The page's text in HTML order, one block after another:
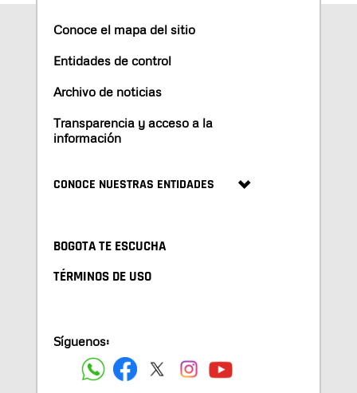
Conoce el mapa del sitio
Entidades de control
Archivo de noticias
Transparencia y acceso a la
información
CONOCE NUESTRAS ENTIDADES
BOGOTA TE ESCUCHA
TÉRMINOS DE USO
Síguenos: